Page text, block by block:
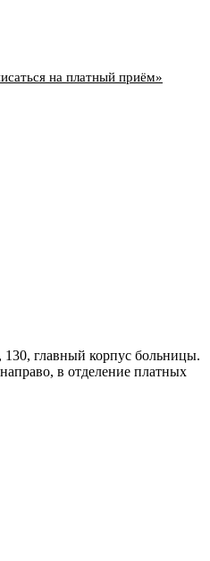
на платный приём»
главный корпус больницы.
в отделение платных